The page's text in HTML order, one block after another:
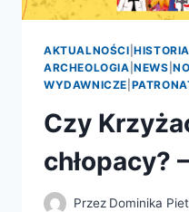
AKTUALNOŚCI |
ARCHEOLOGIA |NEWS |
WYDAWNICZE
Czy
chłopacy?
Przez Dominika